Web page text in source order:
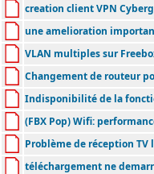
creation client VPN
une amelioration
VLAN multiples sur
Changement de routeur
Indisponibilité de la
(FBX Pop) Wifi:
Problème de réception
téléchargement ne